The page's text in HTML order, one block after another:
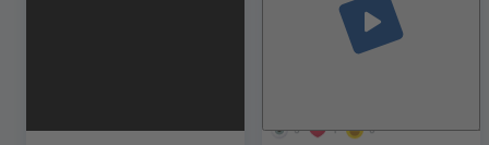
5 1 0
play_arrow